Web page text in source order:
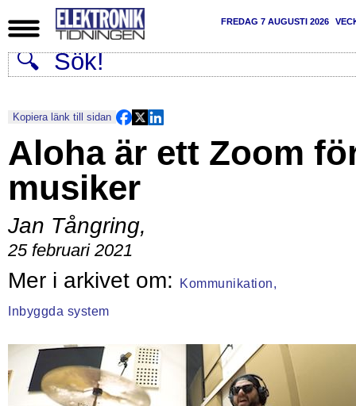
FREDAG 7 AUGUSTI 2026
Kopiera länk till sidan
Aloha är ett Zoom
musiker
Jan Tångring,
25 februari 2021
Kommunikation,
Inbyggda system